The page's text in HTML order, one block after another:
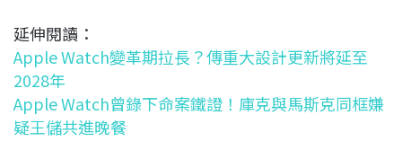
延伸閱讀：
Apple Watch變革期拉長？傳重大設計更新將延至
2028年
Apple Watch曾錄下命案鐵證！庫克與馬斯克同框嫌
疑王儲共進晚餐